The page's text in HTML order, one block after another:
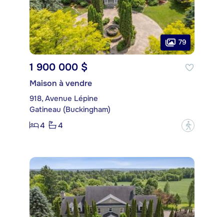
79
1 900 000 $
Maison à vendre
918, Avenue Lépine
Gatineau (Buckingham)
4
4 ?